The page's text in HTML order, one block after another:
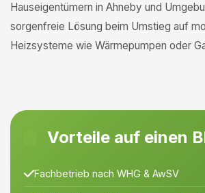
Hauseigentümern in Ahneby und
sorgenfreie Lösung beim Umstieg auf
Heizsysteme wie Wärmepumpen oder
Vorteile auf einen
Fachbetrieb nach WHG & AwSV